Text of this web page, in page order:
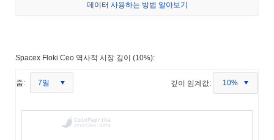
데이터 사용하는 방법 알아보기
Spacex Floki Ceo 역사적 시장 깊이 (10%):
줌: 7일 깊이 임계값: 10%